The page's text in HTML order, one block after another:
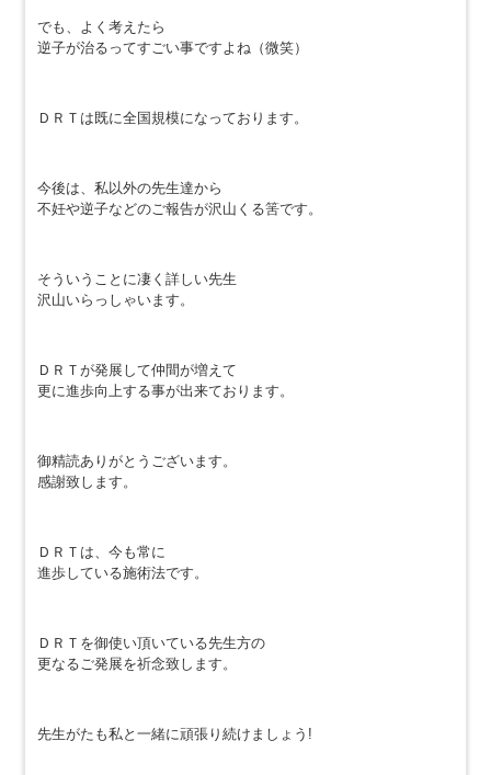
でも、よく考えたら
逆子が治るってすごい事ですよね（微笑）
ＤＲＴは既に全国規模になっております。
今後は、私以外の先生達から
不妊や逆子などのご報告が沢山くる筈です。
そういうことに凄く詳しい先生
沢山いらっしゃいます。
ＤＲＴが発展して仲間が増えて
更に進歩向上する事が出来ております。
御精読ありがとうございます。
感謝致します。
ＤＲＴは、今も常に
進歩している施術法です。
ＤＲＴを御使い頂いている先生方の
更なるご発展を祈念致します。
先生がたも私と一緒に頑張り続けましょう!